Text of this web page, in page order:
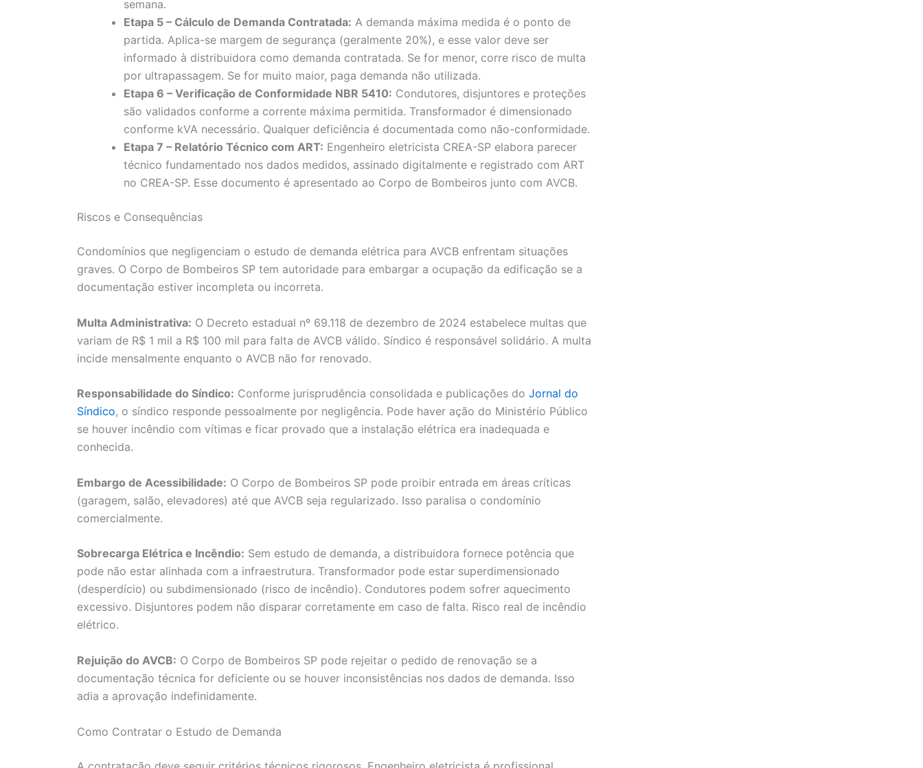
semana.
Etapa 5 – Cálculo de Demanda Contratada: A demanda máxima medida é o ponto de
partida. Aplica-se margem de segurança (geralmente 20%), e esse valor deve ser
informado à distribuidora como demanda contratada. Se for menor, corre risco de multa
por ultrapassagem. Se for muito maior, paga demanda não utilizada.
Etapa 6 – Verificação de Conformidade NBR 5410: Condutores, disjuntores e proteções
são validados conforme a corrente máxima permitida. Transformador é dimensionado
conforme kVA necessário. Qualquer deficiência é documentada como não-conformidade.
Etapa 7 – Relatório Técnico com ART: Engenheiro eletricista CREA-SP elabora parecer
técnico fundamentado nos dados medidos, assinado digitalmente e registrado com ART
no CREA-SP. Esse documento é apresentado ao Corpo de Bombeiros junto com AVCB.
Riscos e Consequências
Condomínios que negligenciam o estudo de demanda elétrica para AVCB enfrentam situações
graves. O Corpo de Bombeiros SP tem autoridade para embargar a ocupação da edificação se a
documentação estiver incompleta ou incorreta.
Multa Administrativa: O Decreto estadual nº 69.118 de dezembro de 2024 estabelece multas que
variam de R$ 1 mil a R$ 100 mil para falta de AVCB válido. Síndico é responsável solidário. A multa
incide mensalmente enquanto o AVCB não for renovado.
Responsabilidade do Síndico: Conforme jurisprudência consolidada e publicações do Jornal do
Síndico, o síndico responde pessoalmente por negligência. Pode haver ação do Ministério Público
se houver incêndio com vítimas e ficar provado que a instalação elétrica era inadequada e
conhecida.
Embargo de Acessibilidade: O Corpo de Bombeiros SP pode proibir entrada em áreas críticas
(garagem, salão, elevadores) até que AVCB seja regularizado. Isso paralisa o condomínio
comercialmente.
Sobrecarga Elétrica e Incêndio: Sem estudo de demanda, a distribuidora fornece potência que
pode não estar alinhada com a infraestrutura. Transformador pode estar superdimensionado
(desperdício) ou subdimensionado (risco de incêndio). Condutores podem sofrer aquecimento
excessivo. Disjuntores podem não disparar corretamente em caso de falta. Risco real de incêndio
elétrico.
Rejuição do AVCB: O Corpo de Bombeiros SP pode rejeitar o pedido de renovação se a
documentação técnica for deficiente ou se houver inconsistências nos dados de demanda. Isso
adia a aprovação indefinidamente.
Como Contratar o Estudo de Demanda